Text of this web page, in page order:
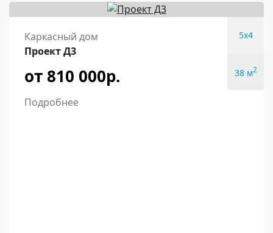
Каркасный дом
Проект Д3
от 810 000р.
Подробнее
5x4
38 м2